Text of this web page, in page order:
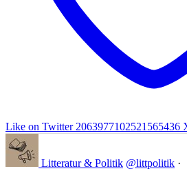
Like on Twitter 2063977102521565436
Litteratur & Politik @littpolitik ·